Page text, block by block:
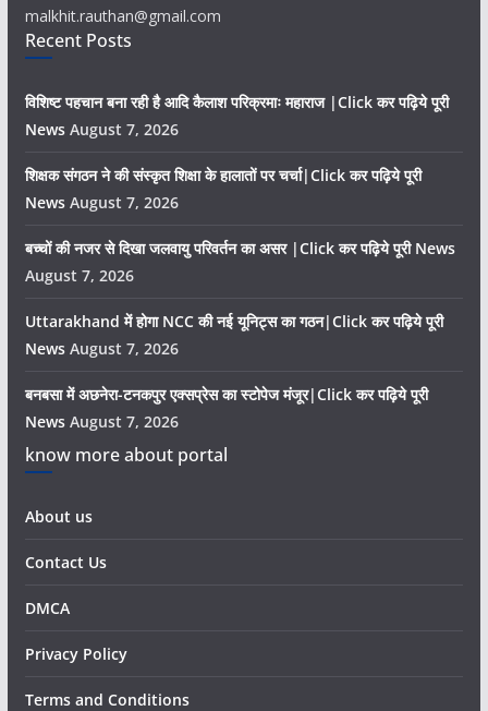
malkhit.rauthan@gmail.com
Recent Posts
विशिष्ट पहचान बना रही है आदि कैलाश परिक्रमाः महाराज |Click कर पढ़िये पूरी
News August 7, 2026
शिक्षक संगठन ने की संस्कृत शिक्षा के हालातों पर चर्चा|Click कर पढ़िये पूरी
News August 7, 2026
बच्चों की नजर से दिखा जलवायु परिवर्तन का असर |Click कर पढ़िये पूरी News
August 7, 2026
Uttarakhand में होगा NCC की नई यूनिट्स का गठन|Click कर पढ़िये पूरी
News August 7, 2026
बनबसा में अछनेरा-टनकपुर एक्सप्रेस का स्टोपेज मंजूर|Click कर पढ़िये पूरी
News August 7, 2026
know more about portal
About us
Contact Us
DMCA
Privacy Policy
Terms and Conditions